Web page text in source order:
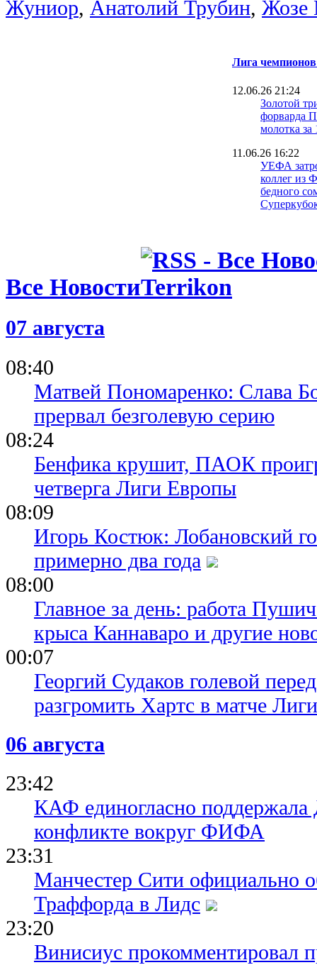
Жуниор, Анатолий Трубин, Жозе
Лига чемпионов
12.06.26 21:24
Золотой
форварда
молотка за
11.06.26 16:22
УЕФА
коллег из
бедного
01.06.26 22:31
Все Новости
07 августа
08:40
Матвей Пономаренко: Слава
прервал безголевую серию
08:24
Бенфика крушит, ПАОК
четверга Лиги Европы
08:09
Игорь Костюк: Лобановский
примерно два года
08:00
Главное за день: работа
крыса Каннаваро и другие
00:07
Георгий Судаков голевой
разгромить Хартс в матче
06 августа
23:42
КАФ единогласно
конфликте вокруг ФИФА
23:31
Манчестер Сити официально
Траффорда в Лидс
23:20
Винисиус прокомментировал